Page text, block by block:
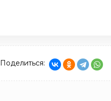
Поделиться: